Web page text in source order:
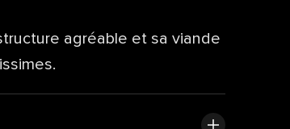
agréable et sa viande